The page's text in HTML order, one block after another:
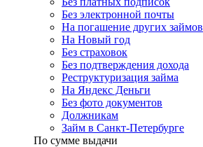
Без электронной почты
На погашение других займов
На Новый год
Без страховок
Без подтверждения дохода
Реструктуризация займа
На Яндекс Деньги
Без фото документов
Должникам
Займ в Санкт-Петербурге
По сумме выдачи